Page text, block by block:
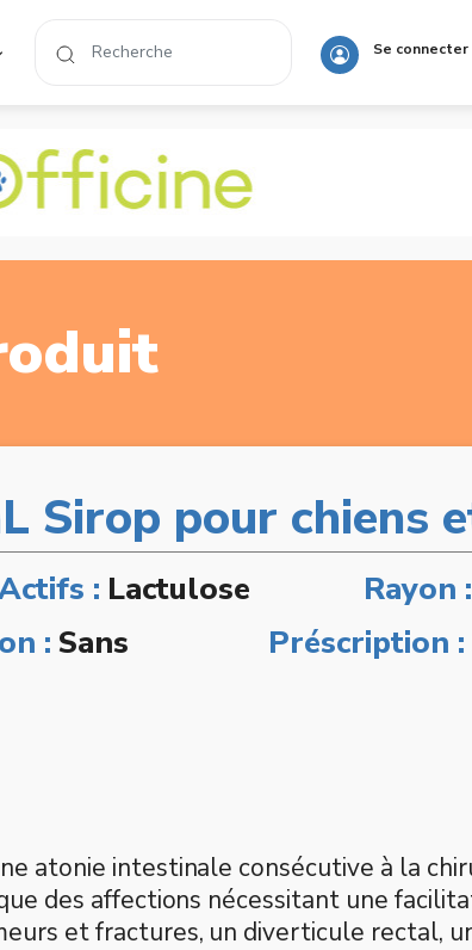
Se connecter
Sirop pour chiens
: Lactulose Rayon :
: Sans Préscription :
atonie intestinale consécutive à la
des affections nécessitant une
et fractures, un diverticule rectal,